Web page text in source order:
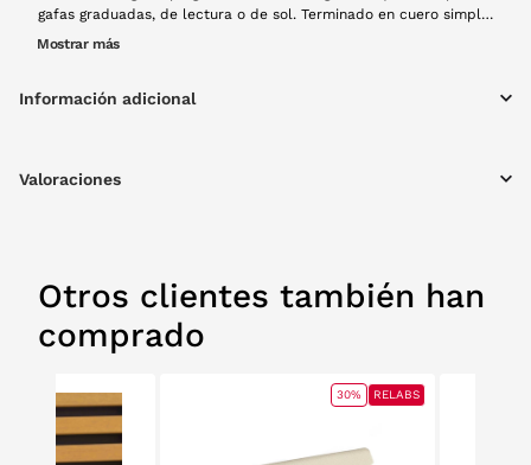
gafas graduadas, de lectura o de sol. Terminado en cuero simple
con nuestro logo Visionlab embebido en el frontal. Interior de
ámplia variedad de colores. Dimensiones desplegado: 67 mm
Mostrar más
Información adicional
Valoraciones
Otros clientes también han
comprado
30% RELABS